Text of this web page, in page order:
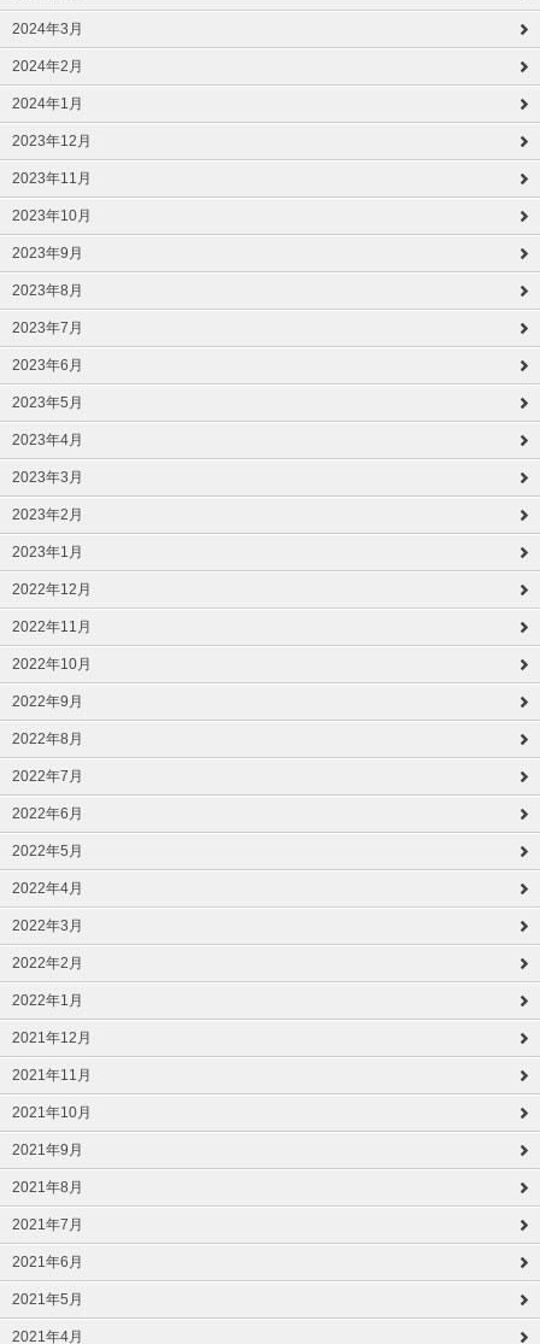
2024年3月
2024年2月
2024年1月
2023年12月
2023年11月
2023年10月
2023年9月
2023年8月
2023年7月
2023年6月
2023年5月
2023年4月
2023年3月
2023年2月
2023年1月
2022年12月
2022年11月
2022年10月
2022年9月
2022年8月
2022年7月
2022年6月
2022年5月
2022年4月
2022年3月
2022年2月
2022年1月
2021年12月
2021年11月
2021年10月
2021年9月
2021年8月
2021年7月
2021年6月
2021年5月
2021年4月